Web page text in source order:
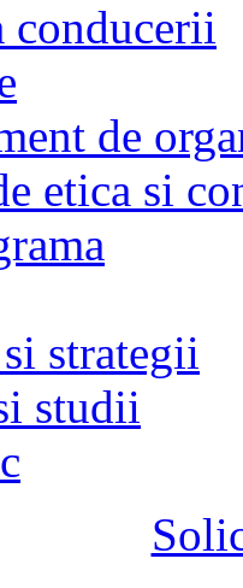
conducerii
de
etica si
strategii
studii